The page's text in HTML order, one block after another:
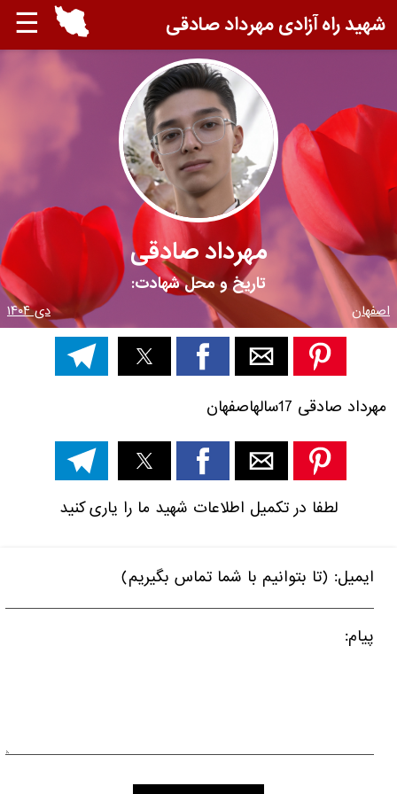
☰ شهید راه آزادی مهرداد صادقی
مهرداد صادقی
تاریخ و محل شهادت:
اصفهان دی ۱۴۰۴
مهرداد صادقی 17ساله اصفهان
لطفا در تکمیل اطلاعات شهید ما را یاری کنید
ایمیل: (تا بتوانیم با شما تماس بگیریم)
پیام: